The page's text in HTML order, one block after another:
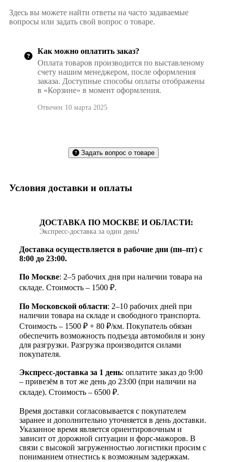
Здесь вы можете найти ответы на часто задаваемые
вопросы или задать свой вопрос о товаре.
Как можно оплатить заказ?
Оплата товаров производится по выставленому
счету нашим менеджером, после оформления
заказа. Доступные способы оплаты отображены
в «Корзине» в момент оформления.
Отвечен 10 марта 2025
Задать вопрос о товаре
Условия доставки и оплаты
ДОСТАВКА ПО МОСКВЕ И ОБЛАСТИ:
Экспресс‑доставка за один день!
Доставка осуществляется в рабочие дни (пн–пт) с
8:00 до 23:00.
По Москве: 2–5 рабочих дня при наличии товара на
складе. Стоимость – 1500 ₽.
По Московской области: 2–10 рабочих дней при
наличии товара на складе и свободного транспорта.
Стоимость – 1500 ₽ + 80 ₽/км. Покупатель обязан
обеспечить возможность подъезда автомобиля и зону
для разгрузки. Разгрузка производится силами
покупателя.
Экспресс-доставка за 1 день: оплатите заказ до 9:00
– привезём в тот же день до 23:00 (при наличии на
складе). Стоимость – 6500 ₽.
Время доставки согласовывается с покупателем
заранее и дополнительно уточняется в день доставки.
Указанное время является ориентировочным и
зависит от дорожной ситуации и форс-мажоров. В
связи с высокой загруженностью логистики просим с
пониманием отнестись к возможным задержкам.